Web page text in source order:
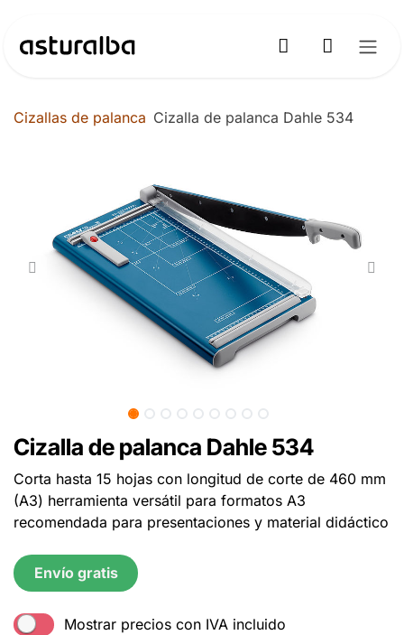
Cizallas de palanca Cizalla de palanca Dahle 534
Cizalla de palanca Dahle 534
Corta hasta 15 hojas con longitud de corte de 460 mm
(A3) herramienta versátil para formatos A3
recomendada para presentaciones y material didáctico
Envío gratis
Mostrar precios con IVA incluido